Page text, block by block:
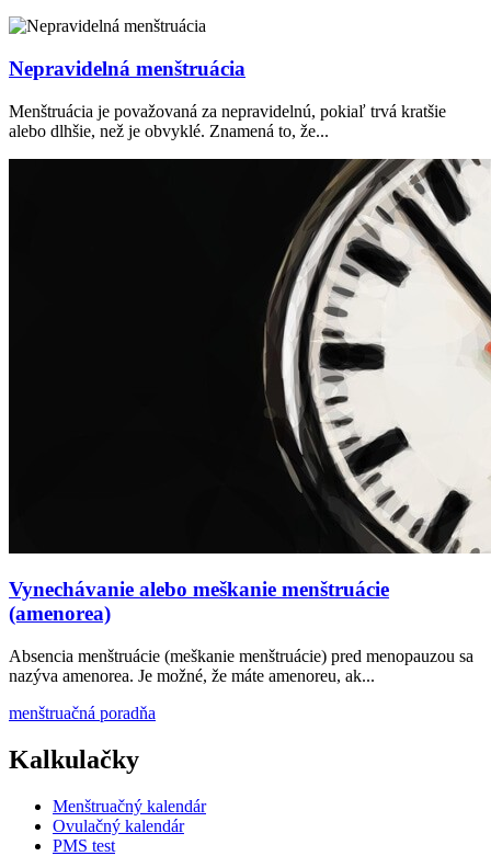
Nepravidelná menštruácia
Menštruácia je považovaná za nepravidelnú, pokiaľ trvá kratšie
alebo dlhšie, než je obvyklé. Znamená to, že...
Vynechávanie alebo meškanie menštruácie
(amenorea)
Absencia menštruácie (meškanie menštruácie) pred menopauzou sa
nazýva amenorea. Je možné, že máte amenoreu, ak...
menštruačná poradňa
Kalkulačky
Menštruačný kalendár
Ovulačný kalendár
PMS test